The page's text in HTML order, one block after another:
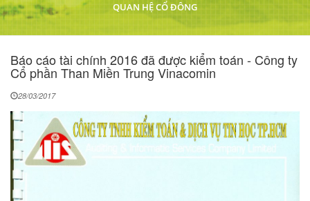
QUAN HỆ CỔ ĐÔNG
Báo cáo tài chính 2016 đã được kiểm toán - Công ty
Cổ phần Than Miền Trung Vinacomin
28/03/2017